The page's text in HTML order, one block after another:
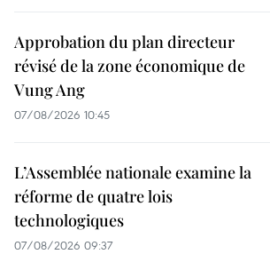
Approbation du plan directeur
révisé de la zone économique de
Vung Ang
07/08/2026 10:45
L’Assemblée nationale examine la
réforme de quatre lois
technologiques
07/08/2026 09:37